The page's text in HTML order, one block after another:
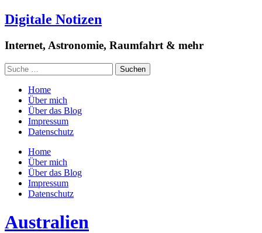
Digitale Notizen
Internet, Astronomie, Raumfahrt & mehr
Home
Über mich
Über das Blog
Impressum
Datenschutz
Home
Über mich
Über das Blog
Impressum
Datenschutz
Australien